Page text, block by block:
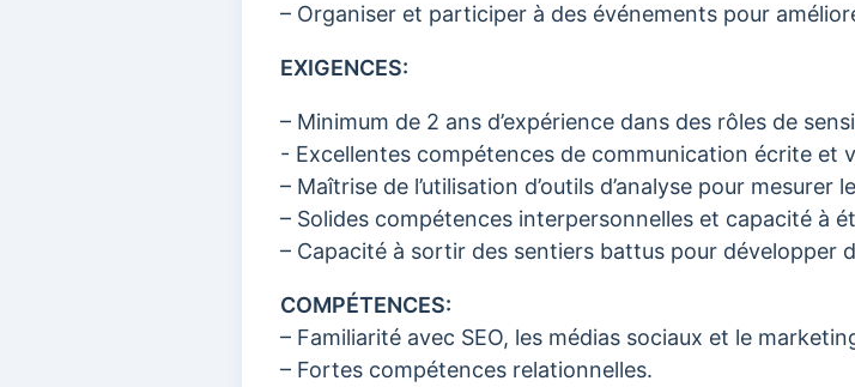
– Organiser et participer à des événements pour
EXIGENCES:
– Minimum de 2 ans d’expérience dans des rôles de
- Excellentes compétences de communication écrite et
– Maîtrise de l’utilisation d’outils d’analyse pour
– Solides compétences interpersonnelles et capacité à
– Capacité à sortir des sentiers battus pour développer
COMPÉTENCES:
– Familiarité avec SEO, les médias sociaux et le
– Fortes compétences relationnelles.